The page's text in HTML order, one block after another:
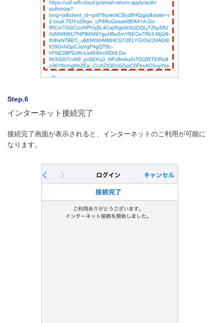
Step.6
インターネット接続完了
接続完了画面が表示されると、インターネットのご利用が可能に
なります。